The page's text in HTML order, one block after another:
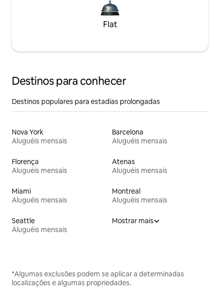
Flat
Destinos para conhecer
Destinos populares para estadias prolongadas
Nova York
Aluguéis mensais
Barcelona
Aluguéis mensais
Florença
Aluguéis mensais
Atenas
Aluguéis mensais
Miami
Aluguéis mensais
Montreal
Aluguéis mensais
Seattle
Aluguéis mensais
Mostrar mais
*Algumas exclusões podem se aplicar a determinadas
localizações e algumas propriedades.